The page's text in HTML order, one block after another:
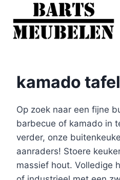
Doorgaan
naar
inhoud
kamado
Op zoek naar een fijne
barbecue of kamado in
verder, onze
aanraders! Stoere
massief hout. Volledige